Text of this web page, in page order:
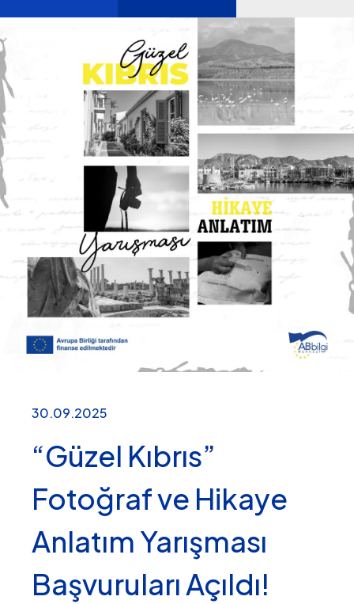
30.09.2025
“Güzel Kıbrıs”
Fotoğraf ve Hikaye
Anlatım Yarışması
Başvuruları Açıldı!